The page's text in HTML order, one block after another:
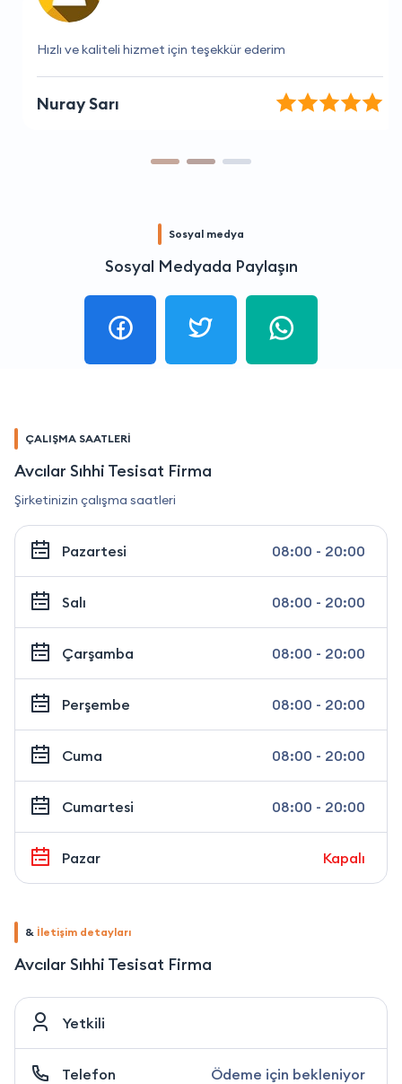
Hızlı ve kaliteli hizmet için teşekkür ederim
Nuray Sarı
Sosyal medya
Sosyal Medyada Paylaşın
ÇALIŞMA SAATLERİ
Avcılar Sıhhi Tesisat Firma
Şirketinizin çalışma saatleri
Pazartesi 08:00 - 20:00
Salı 08:00 - 20:00
Çarşamba 08:00 - 20:00
Perşembe 08:00 - 20:00
Cuma 08:00 - 20:00
Cumartesi 08:00 - 20:00
Pazar Kapalı
& İletişim detayları
Avcılar Sıhhi Tesisat Firma
Yetkili
Telefon Ödeme için bekleniyor